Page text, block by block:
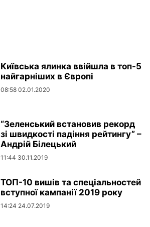
Київська ялинка ввійшла в топ-5
найгарніших в Європі
08:58 02.01.2020
“Зеленський встановив рекорд
зі швидкості падіння рейтингу” –
Андрій Білецький
11:44 30.11.2019
ТОП-10 вишів та спеціальностей
вступної кампанії 2019 року
14:24 24.07.2019